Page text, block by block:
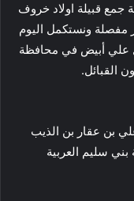
جمع قبيلة اولاد خروف
مفصلة ونستكمل اليوم
علي أبيض في محافظة
القبائل.
بن عقار بن الذيب
بني سليم العربية